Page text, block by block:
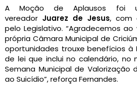
A Moção de Aplausos foi
vereador Juarez de Jesus, com
pelo Legislativo. “Agradecemos
própria Câmara Municipal de
oportunidades trouxe benefícios à
de lei que inclui no calendário, no
Semana Municipal de Valorização
ao Suicídio”, reforça Fernandes.